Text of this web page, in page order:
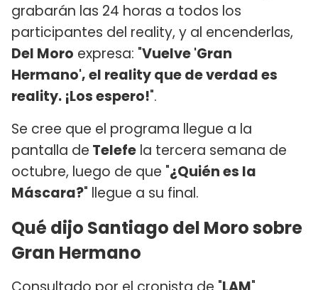
grabarán las 24 horas a todos los
participantes del reality, y al encenderlas,
Del Moro expresa: "Vuelve 'Gran
Hermano', el reality que de verdad es
reality. ¡Los espero!".
Se cree que el programa llegue a la
pantalla de Telefe la tercera semana de
octubre, luego de que "¿Quién es la
Máscara?" llegue a su final.
Qué dijo Santiago del Moro sobre
Gran Hermano